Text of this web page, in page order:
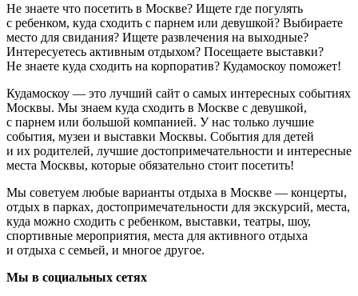
Не знаете что посетить в Москве? Ищете где погулять
с ребенком, куда сходить с парнем или девушкой? Выбираете
место для свидания? Ищете развлечения на выходные?
Интересуетесь активным отдыхом? Посещаете выставки?
Не знаете куда сходить на корпоратив? Кудамоскоу поможет!
Кудамоскоу — это лучший сайт о самых интересных событиях
Москвы. Мы знаем куда сходить в Москве с девушкой,
с парнем или большой компанией. У нас только лучшие
события, музеи и выставки Москвы. События для детей
и их родителей, лучшие достопримечательности и интересные
места Москвы, которые обязательно стоит посетить!
Мы советуем любые варианты отдыха в Москве — концерты,
отдых в парках, достопримечательности для экскурсий, места,
куда можно сходить с ребенком, выставки, театры, шоу,
спортивные мероприятия, места для активного отдыха
и отдыха с семьей, и многое другое.
Мы в социальных сетях